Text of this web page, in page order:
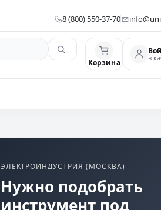
8 (800) 550-37-70
Корзина в
ЭЛЕКТРОИНДУСТРИЯ (МОСКВА)
Нужно подобрать
инструмент под